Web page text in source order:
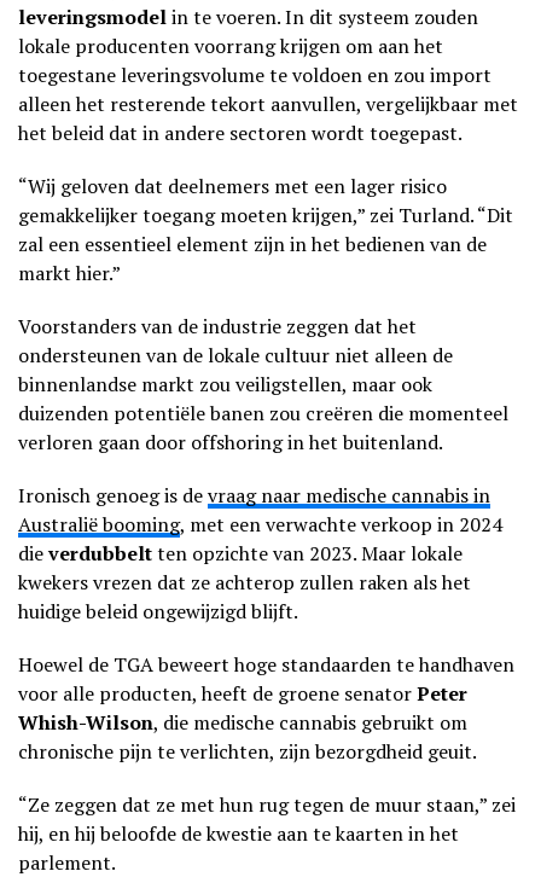
leveringsmodelin te voeren. In dit systeem zouden
lokale producenten voorrang krijgen om aan het
toegestane leveringsvolume te voldoen en zou import
alleen het resterende tekort aanvullen, vergelijkbaar met
het beleid dat in andere sectoren wordt toegepast.
“Wij geloven dat deelnemers met een lager risico
gemakkelijker toegang moeten krijgen,” zei Turland. “Dit
zal een essentieel element zijn in het bedienen van de
markt hier.”
Voorstanders van de industrie zeggen dat het
ondersteunen van de lokale cultuur niet alleen de
binnenlandse markt zou veiligstellen, maar ook
duizenden potentiële banen zou creëren die momenteel
verloren gaan door offshoring in het buitenland.
Ironisch genoeg is devraag naar medische cannabis in
Australië booming, met een verwachte verkoop in 2024
dieverdubbeltten opzichte van 2023. Maar lokale
kwekers vrezen dat ze achterop zullen raken als het
huidige beleid ongewijzigd blijft.
Hoewel de TGA beweert hoge standaarden te handhaven
voor alle producten, heeft de groene senatorPeter
Whish-Wilson, die medische cannabis gebruikt om
chronische pijn te verlichten, zijn bezorgdheid geuit.
“Ze zeggen dat ze met hun rug tegen de muur staan,” zei
hij, en hij beloofde de kwestie aan te kaarten in het
parlement.